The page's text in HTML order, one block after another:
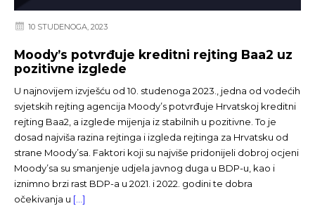
10 STUDENOGA, 2023
Moody’s potvrđuje kreditni rejting Baa2 uz
pozitivne izglede
U najnovijem izvješću od 10. studenoga 2023., jedna od vodećih
svjetskih rejting agencija Moody’s potvrđuje Hrvatskoj kreditni
rejting Baa2, a izglede mijenja iz stabilnih u pozitivne. To je
dosad najviša razina rejtinga i izgleda rejtinga za Hrvatsku od
strane Moody’sa. Faktori koji su najviše pridonijeli dobroj ocjeni
Moody’sa su smanjenje udjela javnog duga u BDP-u, kao i
iznimno brzi rast BDP-a u 2021. i 2022. godini te dobra
očekivanja u […]